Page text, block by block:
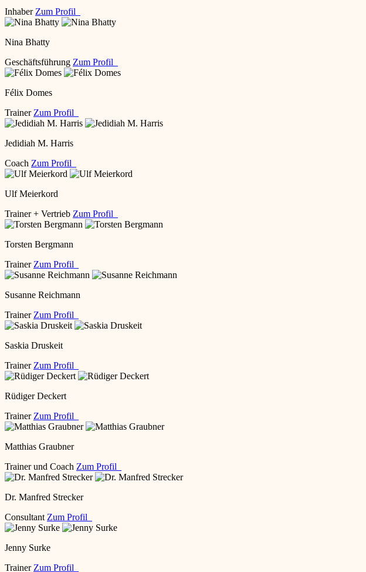
Inhaber Zum Profil
Nina Bhatty
Geschäftsführung Zum Profil
Félix Domes
Trainer Zum Profil
Jedidiah M. Harris
Coach Zum Profil
Ulf Meierkord
Trainer + Vertrieb Zum Profil
Torsten Bergmann
Trainer Zum Profil
Susanne Reichmann
Trainer Zum Profil
Saskia Druskeit
Trainer Zum Profil
Rüdiger Deckert
Trainer Zum Profil
Matthias Graubner
Trainer und Coach Zum Profil
Dr. Manfred Strecker
Consultant Zum Profil
Jenny Surke
Trainer Zum Profil